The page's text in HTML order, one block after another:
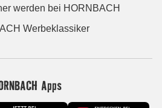
werden bei HORNBACH
Werbeklassiker
Apps